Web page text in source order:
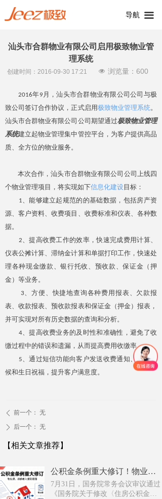
导航 끀
汕头市合群物业有限公司启用极致物业管
理系统
2016年9月，汕头市合群物业有限公司公司与极
致公司签订合作协议，正式启用极致物业管理系统。
汕头市合群物业有限公司公司期望通过极致物业管理
系统建立起物业管理集中管控平台，为客户提供高品
质、全方位的物业服务。
本次合作，汕头市合群物业有限公司公司上线四
个物业管理项目，将实现如下信息化建设目标：
1、能够建立起规范的的基础数据，包括房产资
源、客户资料、收费项目、收费标准和仪表、各种数
据。
2、提高收费工作的效率，快速完成费用计算、
仪表公摊计算、滞纳金计算和单据打印工作，快速处
理各种现金缴款、银行托收、预收款、保证金（押
金）等业务。
3、方便、快捷地查询各种费用报表、欠款报
表、收款报表、预收款报表和保证金（押金）报表，
并可实现对所有历史数据的查询和分析。
4、提高收费业务的及时性和准确性，避免了收
缴过程中的错误和遗漏，从而提高费用收缴率。
5、通过短信功能向客户发送收费通知、节日问
候和生日祝福，提升客户满意度。
ꄴ 前一个： 无
ꄲ 后一个： 无
创建时间： 2016-09-30 17:21
【相关文章推荐】
公积金条例重大修订！物业费、装修纳入提取范围，物业行业迎来新机遇
7月31日，国务院常务会议审议通过
《国务院关于修改〈住房公积金管
넶 浏览量： 600